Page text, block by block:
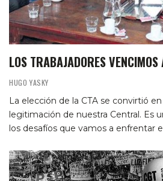
LOS TRABAJADORES VENCIMOS
HUGO YASKY
La elección de la CTA se convirtió
legitimación de nuestra Central. Es
los desafíos que vamos a enfrentar